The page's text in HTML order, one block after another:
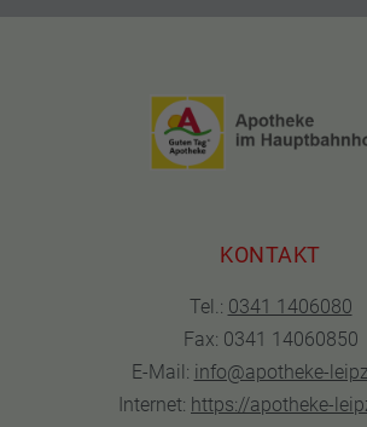
KONTAKT
Tel.: 0341 1406080
Fax: 0341 14060850
E-Mail: info@apotheke-
Internet: https://apotheke-